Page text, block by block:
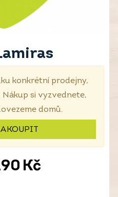
konkrétní prodejny,
Nákup si vyzvednete,
domů.
Kč